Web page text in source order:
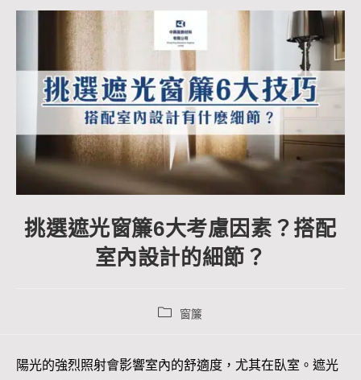
挑選遮光窗簾6大考慮因素？搭配
室內設計的細節？
窗簾
陽光的強烈照射會影響室內的舒適度，尤其在臥室。遮光